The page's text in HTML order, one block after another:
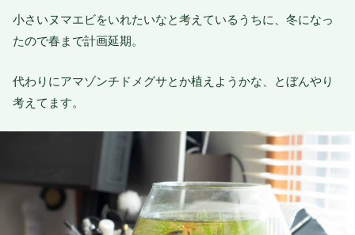
小さいヌマエビをいれたいなと考えているうちに、冬になっ
たので春まで計画延期。
代わりにアマゾンチドメグサとか植えようかな、とぼんやり
考えてます。